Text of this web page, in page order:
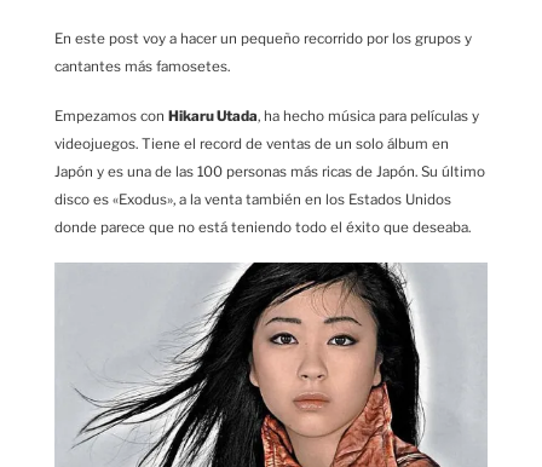
En este post voy a hacer un pequeño recorrido por los grupos y
cantantes más famosetes.
Empezamos con Hikaru Utada, ha hecho música para películas y
videojuegos. Tiene el record de ventas de un solo álbum en
Japón y es una de las 100 personas más ricas de Japón. Su último
disco es «Exodus», a la venta también en los Estados Unidos
donde parece que no está teniendo todo el éxito que deseaba.